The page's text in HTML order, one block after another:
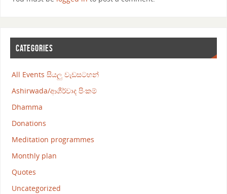
CATEGORIES
All Events සියලු වැඩසටහන්
Ashirwada/ආශීර්වාද පිංකම්
Dhamma
Donations
Meditation programmes
Monthly plan
Quotes
Uncategorized